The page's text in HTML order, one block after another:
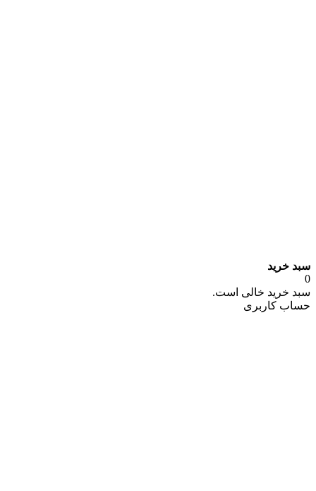
سبد خرید
0
سبد خرید خالی است.
حساب کاربری